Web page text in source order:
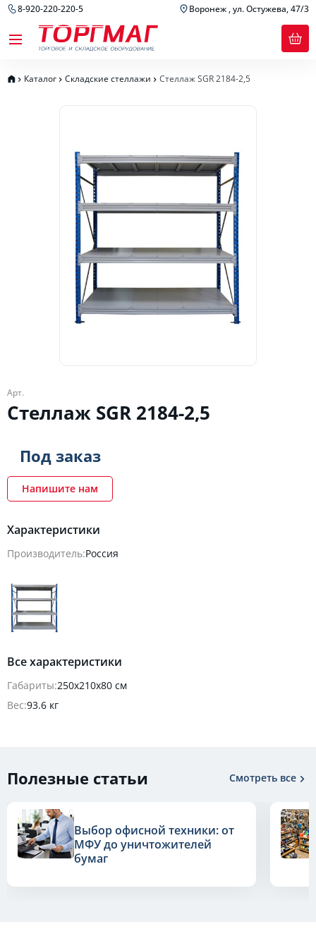
8-920-220-220-5 Воронеж , ул. Остужева, 47/3
Каталог Складские стеллажи Стеллаж SGR 2184-2,5
Арт.
Стеллаж SGR 2184-2,5
Характеристики
Производитель:Россия
Под заказ
Напишите нам
Все характеристики
Габариты:250х210х80 см
Вес:93.6 кг
Полезные статьи Смотреть все
Выбор офисной техники: от
МФУ до уничтожителей
бумаг